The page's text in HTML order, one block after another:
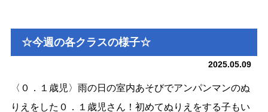
☆今週の各クラスの様子☆
2025.05.09
〈０．１歳児〉雨の日の室内あそびでアンパンマンのぬ
りえをした０．１歳児さん！初めてぬりえをする子もい